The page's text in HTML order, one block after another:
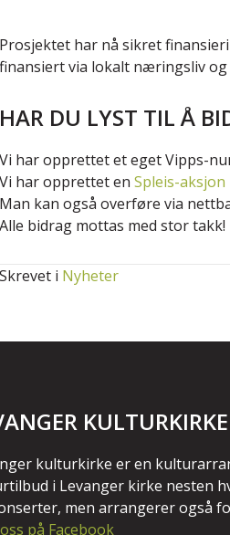
Prosjektet har nå sikret
finansiert via lokalt næringsliv og
HAR DU LYST TIL Å
Vi har opprettet et eget Vipps-
Vi har opprettet en Spleis-aksjon
Man kan også overføre via
Alle bidrag mottas med stor takk!
Skrevet i Nyheter
KULTURKIRKE
kulturkirke er en
i Levanger kirke nesten
men arrangerer også
på Facebook